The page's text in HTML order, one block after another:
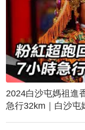
2024白沙屯媽祖進
急行32km｜白沙屯